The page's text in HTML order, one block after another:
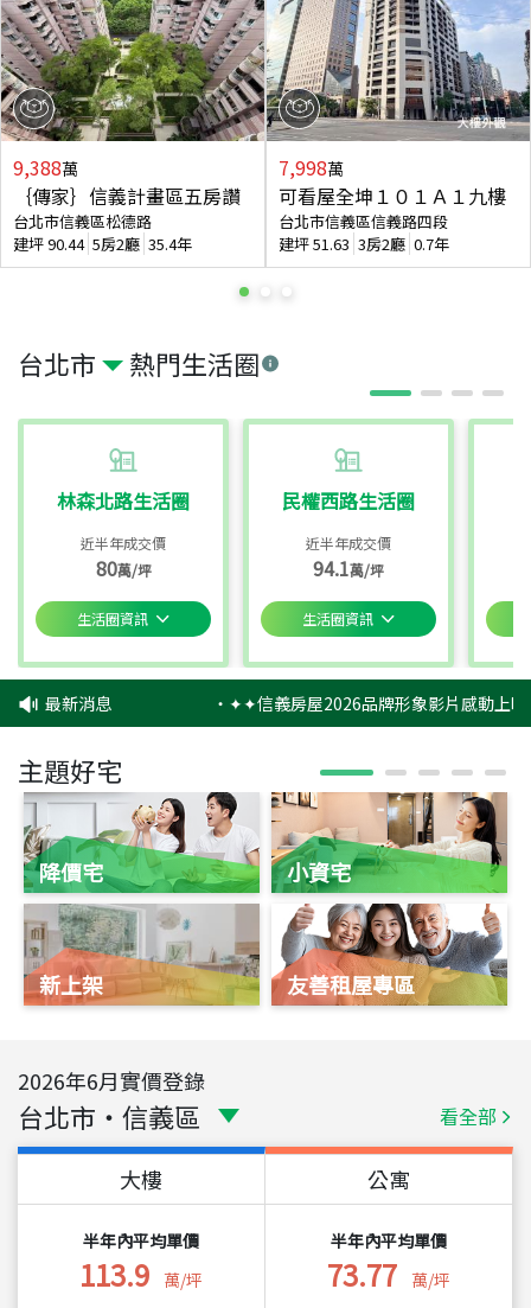
台北市 熱門生活圈
林森北路生活圈
近半年成交價
80萬/坪
生活圈資訊
民權西路生活圈
近半年成交價
94.1萬/坪
生活圈資訊
9,388萬
｛傳家｝信義計畫區五房讚
台北市信義區松德路
建坪90.44 5房2廳 35.4年
7,998萬
可看屋全坤１０１Ａ１九樓
台北市信義區信義路四段
建坪51.63 3房2廳 0.7年
最新消息 ‧✦✦信義房屋2026品牌形象影片感動上
主題好宅
降價宅
新上架
小資宅
友善租屋專區
2026年6月實價登錄
台北市 ・ 信義區 看全部
大樓
半年內平均單價
113.9 萬/坪
公寓
半年內平均單價
73.77 萬/坪